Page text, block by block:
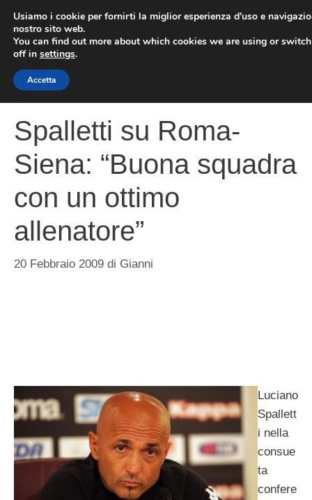
contenuto
Spalletti su Roma-
Siena: “Buona squadra
con un ottimo
allenatore”
20 Febbraio 2009 di Gianni
Luciano
Spallett
i nella
consue
ta
confere
Usiamo i cookie per fornirti la miglior esperienza d'uso e
nostro sito web.
You can find out more about which cookies we are using or
off in settings.
Accetta